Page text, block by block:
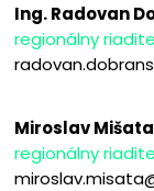
Ing. Radovan
regionálny
Miroslav Mišata
regionálny